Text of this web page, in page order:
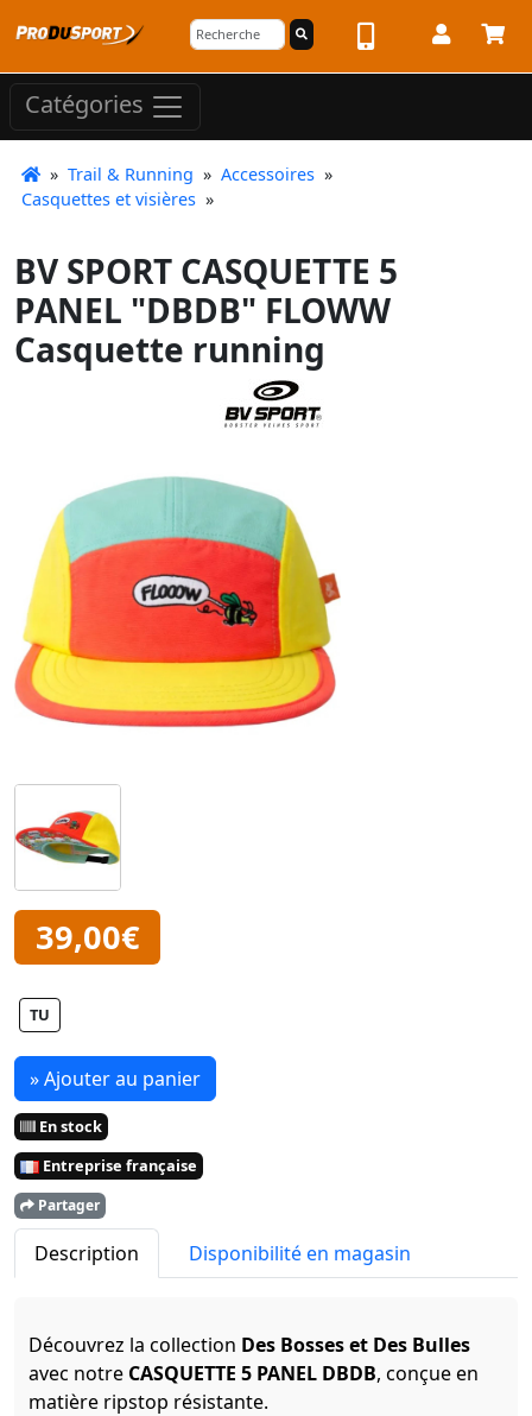
Catégories
» Trail & Running » Accessoires »
Casquettes et visières »
BV SPORT CASQUETTE 5
PANEL "DBDB" FLOWW
Casquette running
39,00€
TU
» Ajouter au panier
En stock
Entreprise française
Partager
Description Disponibilité en magasin
Découvrez la collection Des Bosses et Des Bulles
avec notre CASQUETTE 5 PANEL DBDB, conçue en
matière ripstop résistante.